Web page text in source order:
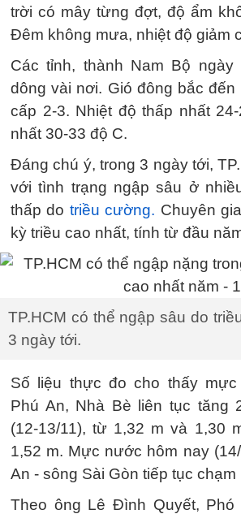
trời có mây từng đợt, độ ẩm
Đêm không mưa, nhiệt độ giảm
Các tỉnh, thành Nam Bộ
dông vài nơi. Gió đông bắc đến
cấp 2-3. Nhiệt độ thấp nhất
nhất 30-33 độ C.
Đáng chú ý, trong 3 ngày tới,
với tình trạng ngập sâu ở
thấp do triều cường. Chuyên
kỳ triều cao nhất, tính từ đầu
TP.HCM có thể ngập sâu do
3 ngày tới.
Số liệu thực đo cho thấy
Phú An, Nhà Bè liên tục tăng
(12-13/11), từ 1,32 m và 1,30
1,52 m. Mực nước hôm nay
An - sông Sài Gòn tiếp tục chạm
Theo ông Lê Đình Quyết, Phó